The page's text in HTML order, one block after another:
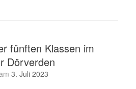
fünften Klassen im
Dörverden
3. Juli 2023